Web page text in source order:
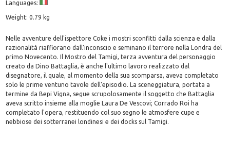
Languages:
Weight: 0.79 kg
Nelle avventure dell'ispettore Coke i mostri sconfitti dalla scienza e dalla
razionalità riaffiorano dall'inconscio e seminano il terrore nella Londra del
primo Novecento. Il Mostro del Tamigi, terza avventura del personaggio
creato da Dino Battaglia, è anche l'ultimo lavoro realizzato dal
disegnatore, il quale, al momento della sua scomparsa, aveva completato
solo le prime ventuno tavole dell'episodio. La sceneggiatura, portata a
termine da Bepi Vigna, segue scrupolosamente il soggetto che Battaglia
aveva scritto insieme alla moglie Laura De Vescovi; Corrado Roi ha
completato l'opera, restituendo col suo segno le atmosfere cupe e
nebbiose dei sotterranei londinesi e dei docks sul Tamigi.